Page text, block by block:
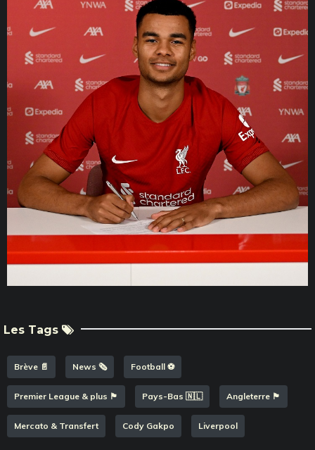
Les Tags
Brève 📄 News 🗞️ Football ⚽️
Premier League & plus 🏴󠁧󠁢󠁥󠁮󠁧󠁿 Pays-Bas 🇳🇱 Angleterre 🏴󠁧󠁢󠁥󠁮󠁧󠁿
Mercato & Transfert Cody Gakpo Liverpool